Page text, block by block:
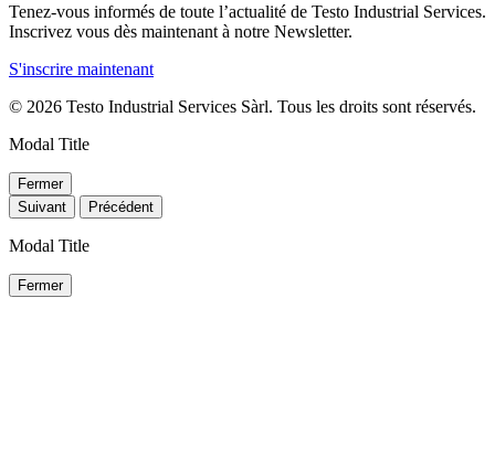
Tenez-vous informés de toute l’actualité de Testo Industrial Services.
Inscrivez vous dès maintenant à notre Newsletter.
S'inscrire maintenant
© 2026 Testo Industrial Services Sàrl. Tous les droits sont réservés.
Modal Title
Fermer
Suivant
Précédent
Modal Title
Fermer